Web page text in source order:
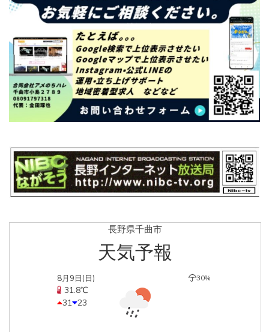
長野県千曲市
天気予報
8月9日(日)
31.8℃
31 23
30%